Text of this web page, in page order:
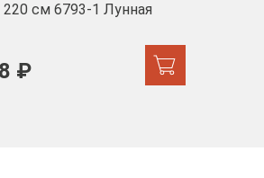
220 см 6793-1 Лунная
₽